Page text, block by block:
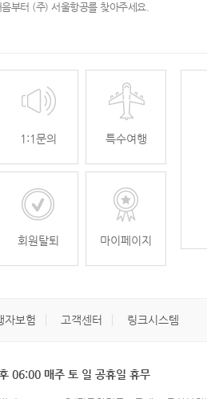
음부터 (주) 서울항공를 찾아주세요.
1:1문의 특수여행
회원탈퇴 마이페이지
자보험 고객센터 링크시스템
06:00 매주 토 일 공휴일 휴무